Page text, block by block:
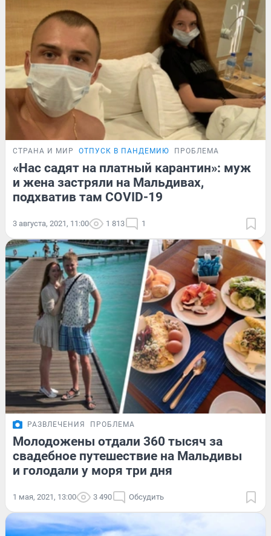
СТРАНА И МИР ОТПУСК В ПАНДЕМИЮ ПРОБЛЕМА
«Нас садят на платный карантин»: муж
и жена застряли на Мальдивах,
подхватив там COVID-19
3 августа, 2021, 11:00 1 813 1
РАЗВЛЕЧЕНИЯ ПРОБЛЕМА
Молодожены отдали 360 тысяч за
свадебное путешествие на Мальдивы
и голодали у моря три дня
1 мая, 2021, 13:00 3 490 Обсудить